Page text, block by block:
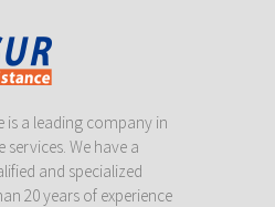
is a leading company in
services. We have a
and specialized
20 years of experience